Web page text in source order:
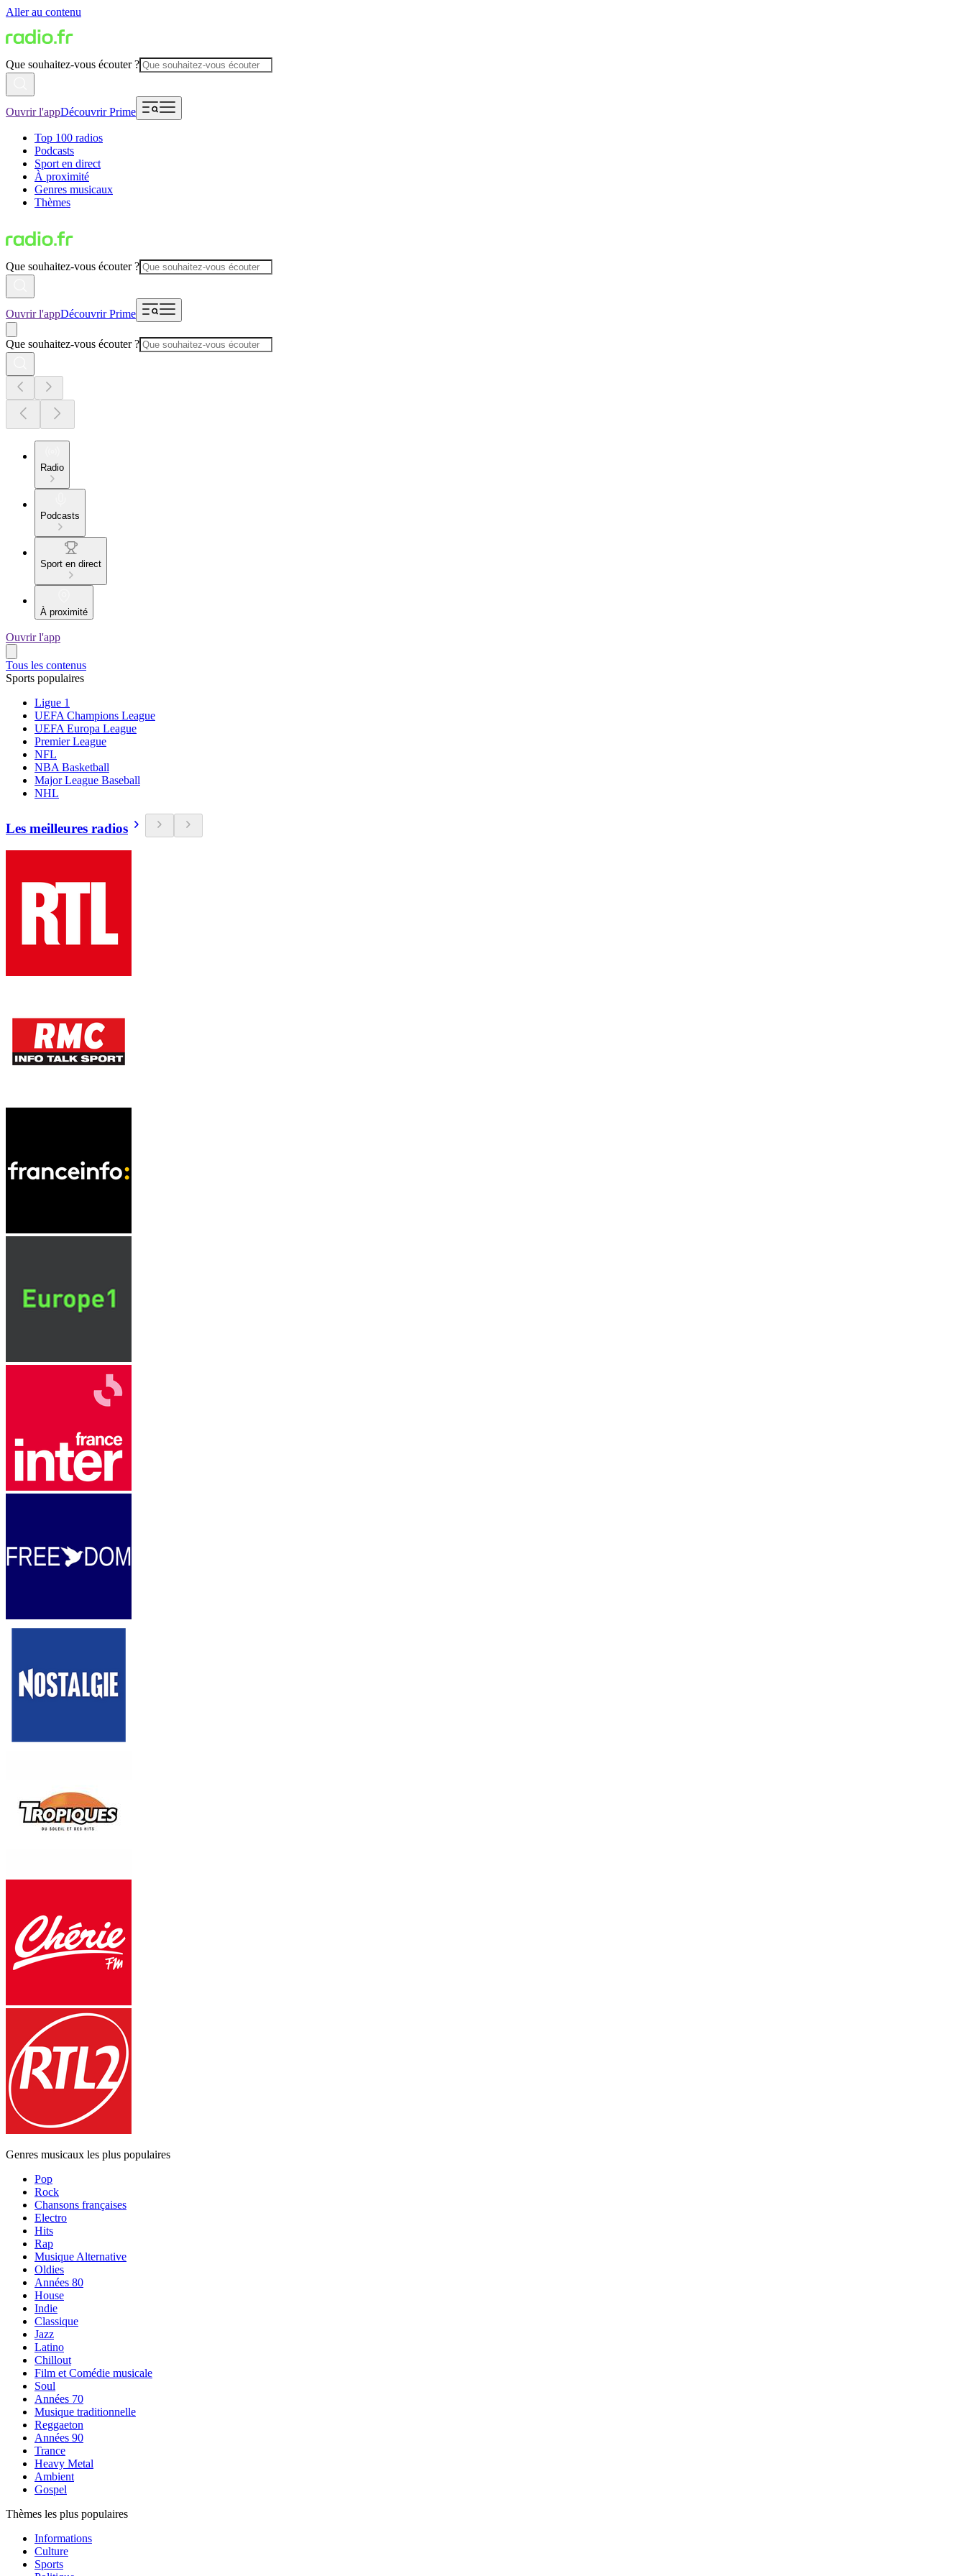
Aller au contenu
Que souhaitez-vous écouter ?
Ouvrir l'appDécouvrir Prime
Top 100 radios
Podcasts
Sport en direct
À proximité
Genres musicaux
Thèmes
Que souhaitez-vous écouter ?
Ouvrir l'appDécouvrir Prime
Que souhaitez-vous écouter ?
Radio
Podcasts
Sport en direct
À proximité
Ouvrir l'app
Tous les contenus
Sports populaires
Ligue 1
UEFA Champions League
UEFA Europa League
Premier League
NFL
NBA Basketball
Major League Baseball
NHL
Les meilleures radios
Genres musicaux les plus populaires
Pop
Rock
Chansons françaises
Electro
Hits
Rap
Musique Alternative
Oldies
Années 80
House
Indie
Classique
Jazz
Latino
Chillout
Film et Comédie musicale
Soul
Années 70
Musique traditionnelle
Reggaeton
Années 90
Trance
Heavy Metal
Ambient
Gospel
Thèmes les plus populaires
Informations
Culture
Sports